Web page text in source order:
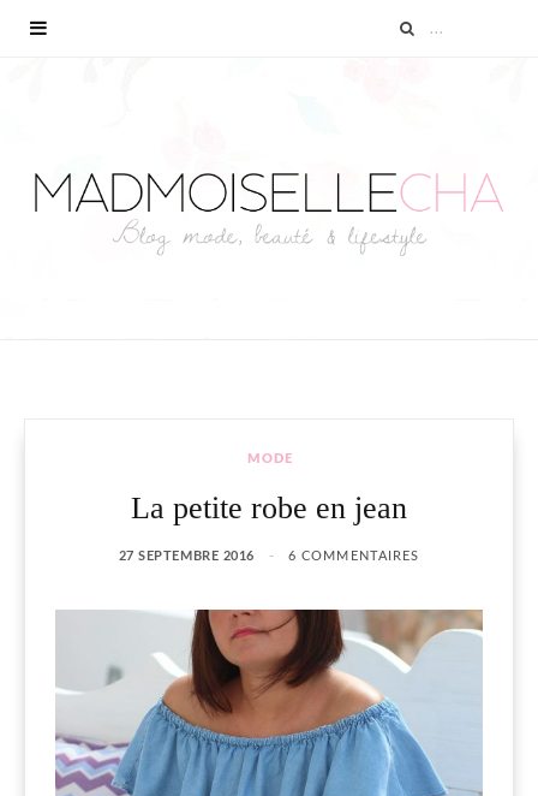
MODE
La petite robe en jean
27 SEPTEMBRE 2016 6 COMMENTAIRES